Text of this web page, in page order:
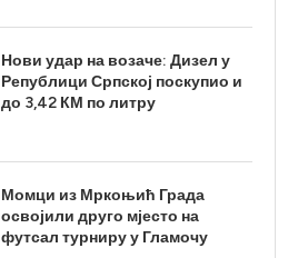
Нови удар на возаче: Дизел у
Републици Српској поскупио и
до 3,42 КМ по литру
Момци из Мркоњић Града
освојили друго мјесто на
футсал турниру у Гламочу